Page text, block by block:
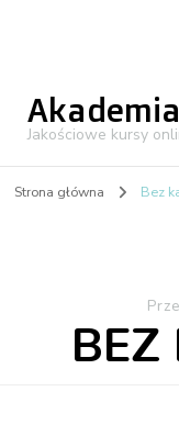
Jakościowe kursy
Strona główna Bez
BEZ